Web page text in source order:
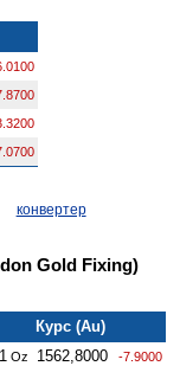
конвертер
Gold Fixing)
Курс (Au)
1 Oz 1562,8000 -7.9000